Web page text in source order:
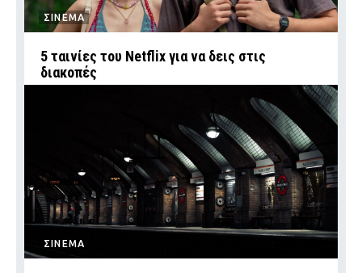
ΣΙΝΕΜΑ
5 ταινίες του Netflix για να δεις στις
διακοπές
ΣΙΝΕΜΑ